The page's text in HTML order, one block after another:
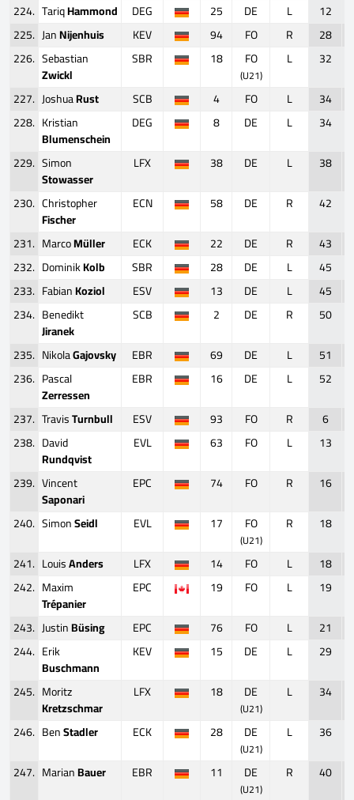
224. TariqHammond DEG 25 DE L 12
225. JanNijenhuis KEV 94 FO R 28
226. Sebastian
Zwickl
SBR 18 FO
(U21)
L 32
227. JoshuaRust SCB 4 FO L 34
228. Kristian
Blumenschein
DEG 8 DE L 34
229. Simon
Stowasser
LFX 38 DE L 38
230. Christopher
Fischer
ECN 58 DE R 42
231. MarcoMüller ECK 22 DE R 43
232. DominikKolb SBR 28 DE L 45
233. FabianKoziol ESV 13 DE L 45
234. Benedikt
Jiranek
SCB 2 DE R 50
235. NikolaGajovsky EBR 69 DE L 51
236. Pascal
Zerressen
EBR 16 DE L 52
237. TravisTurnbull ESV 93 FO R 6
238. David
Rundqvist
EVL 63 FO L 13
239. Vincent
Saponari
EPC 74 FO R 16
240. SimonSeidl EVL 17 FO
(U21)
R 18
241. LouisAnders LFX 14 FO L 18
242. Maxim
Trépanier
EPC 19 FO L 19
243. JustinBüsing EPC 76 FO L 21
244. Erik
Buschmann
KEV 15 DE L 29
245. Moritz
Kretzschmar
LFX 18 DE
(U21)
L 34
246. BenStadler ECK 28 DE
(U21)
L 36
247. MarianBauer EBR 11 DE
(U21)
R 40